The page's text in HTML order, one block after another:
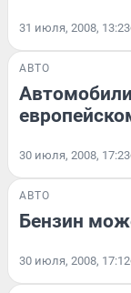
31 июля, 2008, 13:23
АВТО
30 июля, 2008, 17:23
АВТО
Бензин
30 июля, 2008, 17:12